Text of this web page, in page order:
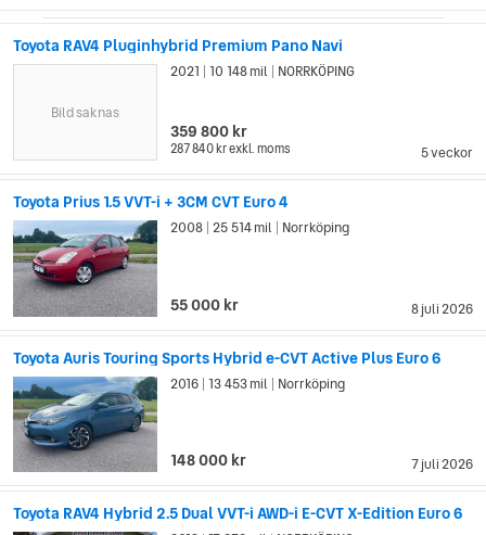
Toyota RAV4 Pluginhybrid Premium Pano Navi
5 veckor
2021 10 148 mil NORRKÖPING
359 800 kr
287 840 krexkl. moms
Bild saknas
Toyota Prius 1.5 VVT-i + 3CM CVT Euro 4
8 juli 2026
2008 25 514 mil Norrköping
55 000 kr
Toyota Auris Touring Sports Hybrid e-CVT Active Plus Euro 6
7 juli 2026
2016 13 453 mil Norrköping
148 000 kr
Toyota RAV4 Hybrid 2.5 Dual VVT-i AWD-i E-CVT X-Edition Euro 6